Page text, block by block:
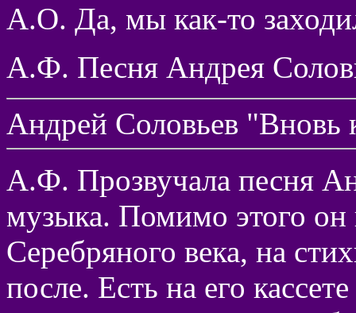
А.О. Да, мы как-то
А.Ф. Песня Андрея
Андрей Соловьев "Вновь
А.Ф. Прозвучала песня
музыка. Помимо этого он
Серебряного века, на
после. Есть на его